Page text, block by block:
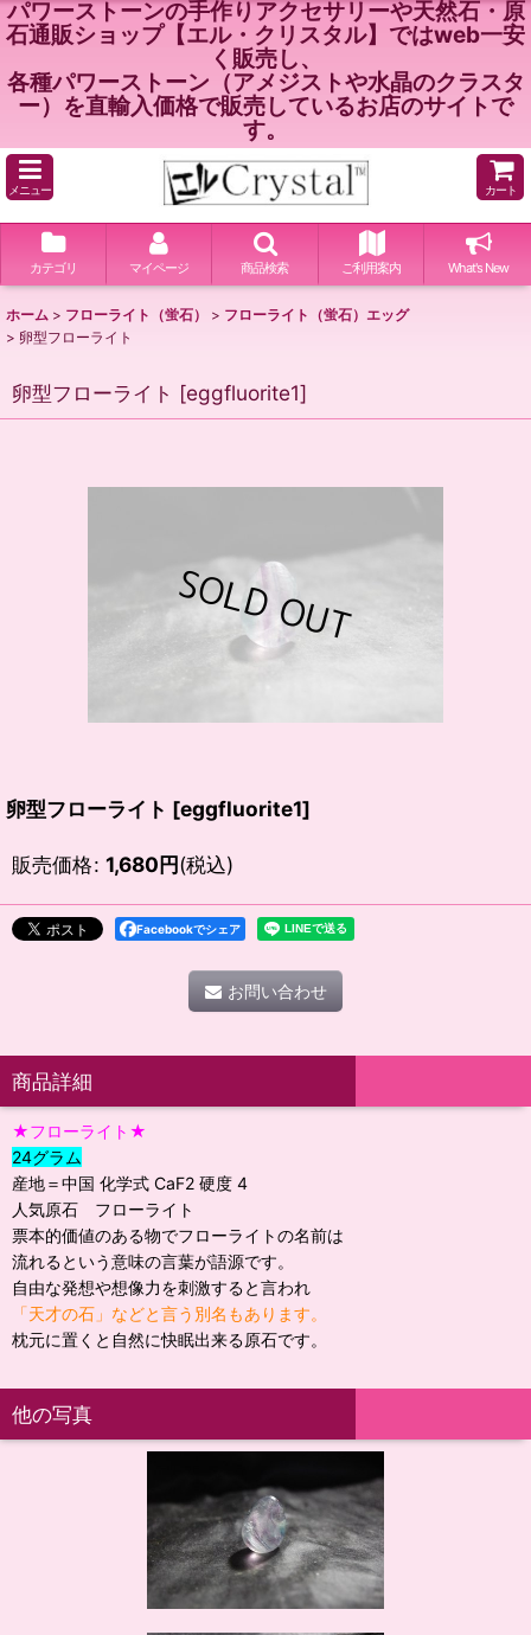
パワーストーンの手作りアクセサリーや天然石・原
石通販ショップ【エル・クリスタル】ではweb一安
く販売し、
各種パワーストーン（アメジストや水晶のクラスタ
ー）を直輸入価格で販売しているお店のサイトで
す。
メニュー カート
カテゴリ マイページ 商品検索 ご利用案内 What's New
ホーム > フローライト（蛍石） > フローライト（蛍石）エッグ
> 卵型フローライト
卵型フローライト [eggfluorite1]
卵型フローライト [eggfluorite1]
販売価格: 1,680円(税込)
Facebookでシェア
お問い合わせ
商品詳細
★フローライト★
24グラム
産地＝中国 化学式 CaF2 硬度 4
人気原石 フローライト
票本的価値のある物でフローライトの名前は
流れるという意味の言葉が語源です。
自由な発想や想像力を刺激すると言われ
「天才の石」などと言う別名もあります。
枕元に置くと自然に快眠出来る原石です。
他の写真